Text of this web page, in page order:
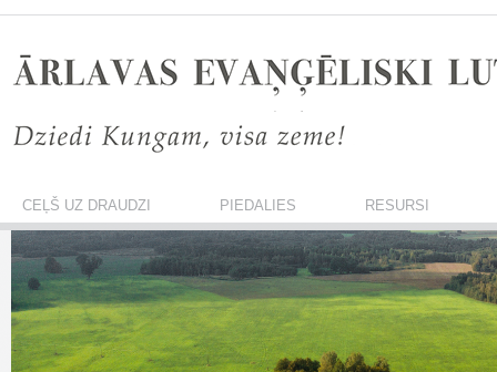
CEĻŠ UZ DRAUDZI PIEDALIES RESURSI